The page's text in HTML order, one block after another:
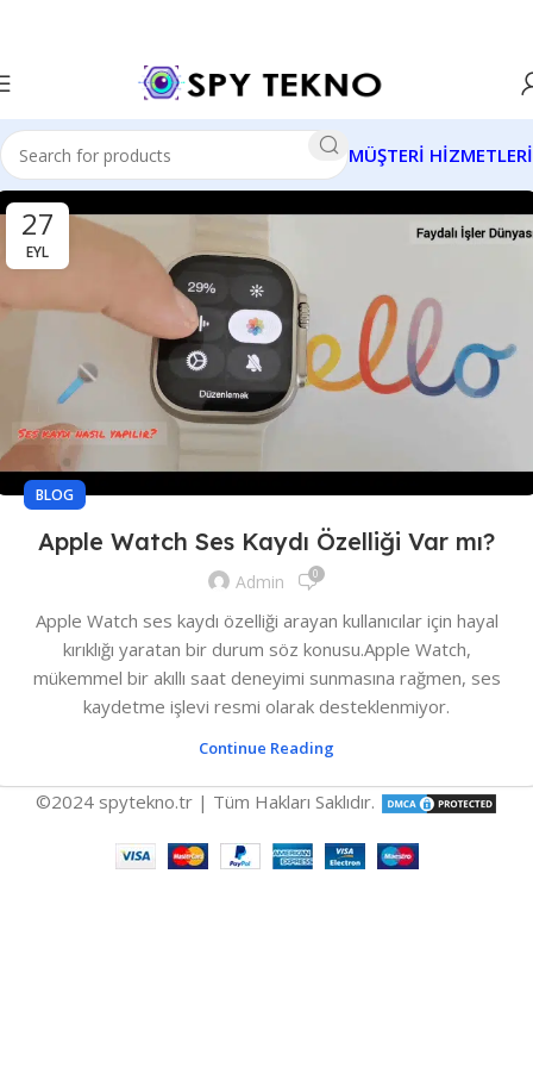
MÜŞTERİ HİZMETLERİ
27
EYL
BLOG
Apple Watch Ses Kaydı Özelliği Var mı?
Admin 0
Apple Watch ses kaydı özelliği arayan kullanıcılar için hayal
kırıklığı yaratan bir durum söz konusu.Apple Watch,
mükemmel bir akıllı saat deneyimi sunmasına rağmen, ses
kaydetme işlevi resmi olarak desteklenmiyor.
Continue Reading
©2024 spytekno.tr | Tüm Hakları Saklıdır.